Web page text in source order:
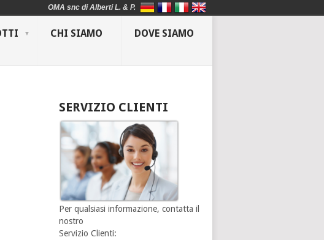
CHI SIAMO DOVE SIAMO
SERVIZIO CLIENTI
Per qualsiasi informazione, contatta il
nostro
Servizio Clienti:
OMA snc di Alberti L. & P.